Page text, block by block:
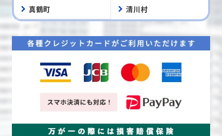
真鶴町 清川村